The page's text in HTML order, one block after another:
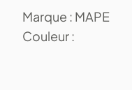
Marque : MAPE
Couleur :